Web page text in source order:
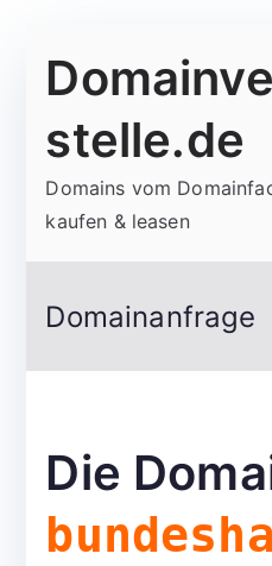
Inhalt
stelle.de
Domains vom
kaufen & leasen
Domainanfrage
Die